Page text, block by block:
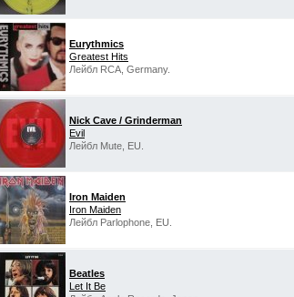
Eurythmics
Greatest Hits
Лейбл RCA, Germany.
Nick Cave / Grinderman
Evil
Лейбл Mute, EU.
Iron Maiden
Iron Maiden
Лейбл Parlophone, EU.
Beatles
Let It Be